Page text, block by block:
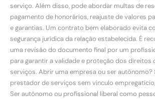
serviço. Além disso, pode abordar multas de
pagamento de honorários, reajuste de valores
e garantias. Um contrato bem elaborado evita
segurança jurídica da relação estabelecida. É
uma revisão do documento final por um
para garantir a validade e proteção dos direitos
serviços. Abrir uma empresa ou ser autônomo?
prestador de serviços sem vínculo
Ser autônomo ou profissional liberal como